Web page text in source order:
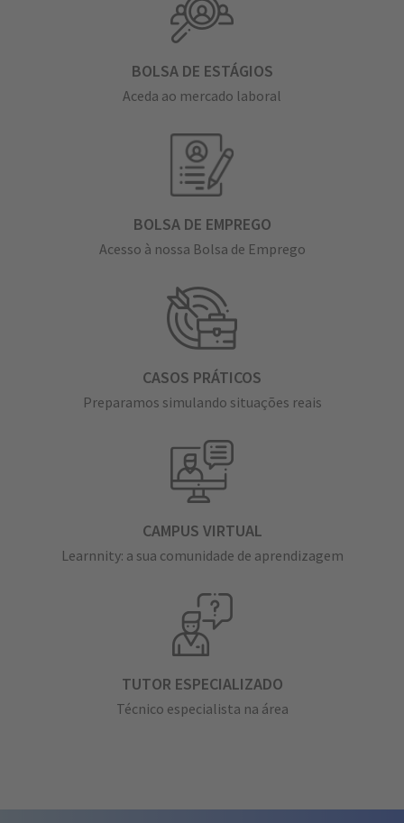
BOLSA DE ESTÁGIOS
Aceda ao mercado laboral
BOLSA DE EMPREGO
Acesso à nossa Bolsa de Emprego
CASOS PRÁTICOS
Preparamos simulando situações reais
CAMPUS VIRTUAL
Learnnity: a sua comunidade de aprendizagem
TUTOR ESPECIALIZADO
Técnico especialista na área